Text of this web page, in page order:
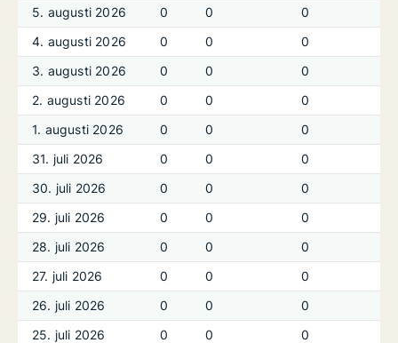
5. augusti 2026
0 0
0
4. augusti 2026
0 0
0
3. augusti 2026
0 0
0
2. augusti 2026
0 0
0
1. augusti 2026
0 0
0
31. juli 2026
0 0
0
30. juli 2026
0 0
0
29. juli 2026
0 0
0
28. juli 2026
0 0
0
27. juli 2026
0 0
0
26. juli 2026
0 0
0
25. juli 2026
0 0
0